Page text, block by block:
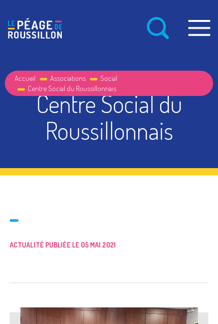
Accueil Associations
Social
Centre Social du Roussillonnais
Centre Social du
Roussillonnais
ACTUALITÉ PUBLIÉE LE 05 MAI 2021